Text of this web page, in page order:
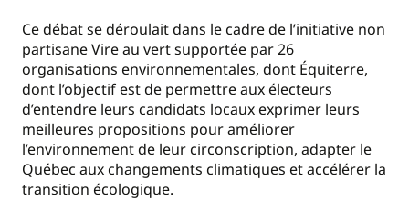
Ce débat se déroulait dans le cadre de l’initiative non
partisane Vire au vertsupportée par 26
organisations environnementales, dont Équiterre,
dont l’objectif est de permettre aux électeurs
d’entendre leurs candidats locaux exprimer leurs
meilleures propositions pour améliorer
l’environnement de leur circonscription, adapter le
Québec aux changements climatiques et accélérer la
transition écologique.